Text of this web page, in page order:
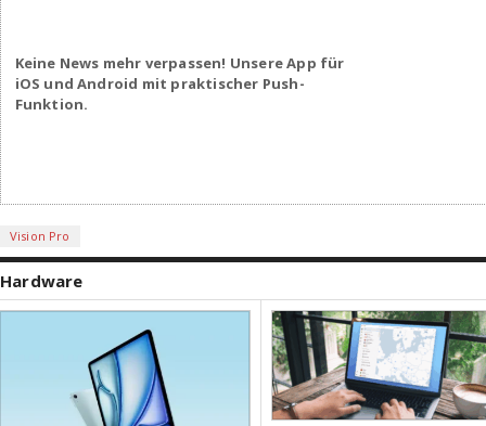
Keine News mehr verpassen! Unsere App für
iOS und Android mit praktischer Push-
Funktion.
Vision Pro
Hardware